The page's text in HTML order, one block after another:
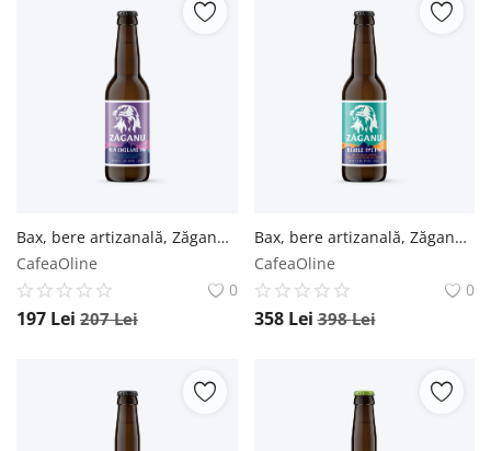
Bax, bere artizanală, Zăganu, New England IPA - Sticlă 0.33L / 12 buc. Zăganu
CafeaOline
0
197 Lei 207Lei
Bax, bere artizanală, Zăganu, Double Rye Ipa - Sticlă 0.33L / 24 buc. Zăganu
CafeaOline
0
358 Lei 398Lei